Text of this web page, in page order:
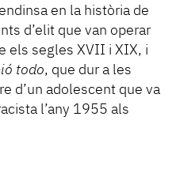
en la història de
d’elit que van operar
els segles XVII i XIX, i
todo, que dur a les
d’un adolescent que va
l’any 1955 als